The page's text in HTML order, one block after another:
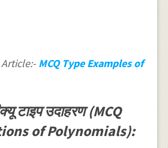
MCQ Type Examples of
टाइप उदाहरण (MCQ
of Polynomials):